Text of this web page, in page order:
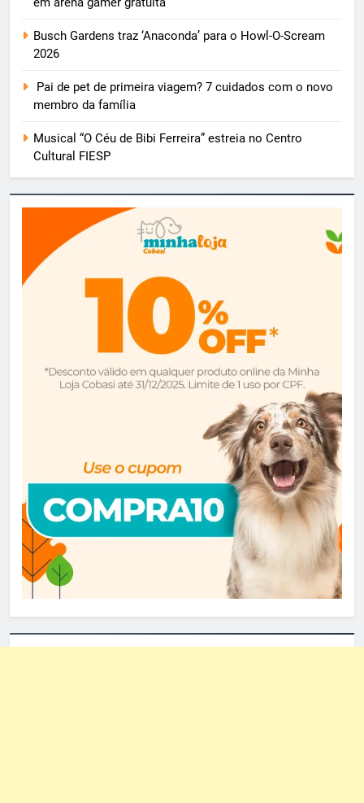
Busch Gardens traz ‘Anaconda’ para o Howl-O-Scream
2026
Pai de pet de primeira viagem? 7 cuidados com o novo
membro da família
Musical “O Céu de Bibi Ferreira” estreia no Centro
Cultural FIESP